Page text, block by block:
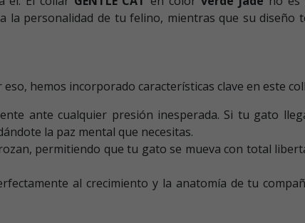
personalidad de tu felino, mientras que su diseño
hemos incorporado características clave en este
ante cualquier presión inesperada. Si tu gato
la paz mental que necesitas.
permitiendo que tu gato se mueva con total
al crecimiento y la anatomía de tu